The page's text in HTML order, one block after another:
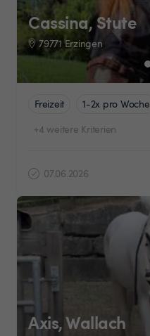
Cassina, Stute
79771 Erzingen
Freizeit 1-2x pro Woche
+4 weitere Kriterien
07.06.2026
Axis, Wallach